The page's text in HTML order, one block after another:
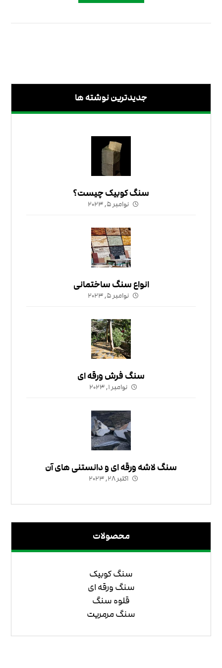
جدیدترین نوشته ها
سنگ کوبیک چیست؟
نوامبر ۵, ۲۰۲۳
انواع سنگ ساختمانی
نوامبر ۵, ۲۰۲۳
سنگ فرش ورقه ای
نوامبر ۱, ۲۰۲۳
سنگ لاشه ورقه ای و دانستنی های آن
اکتبر ۲۸, ۲۰۲۳
محصولات
سنگ کوبیک
سنگ ورقه ای
قلوه سنگ
سنگ مرمریت